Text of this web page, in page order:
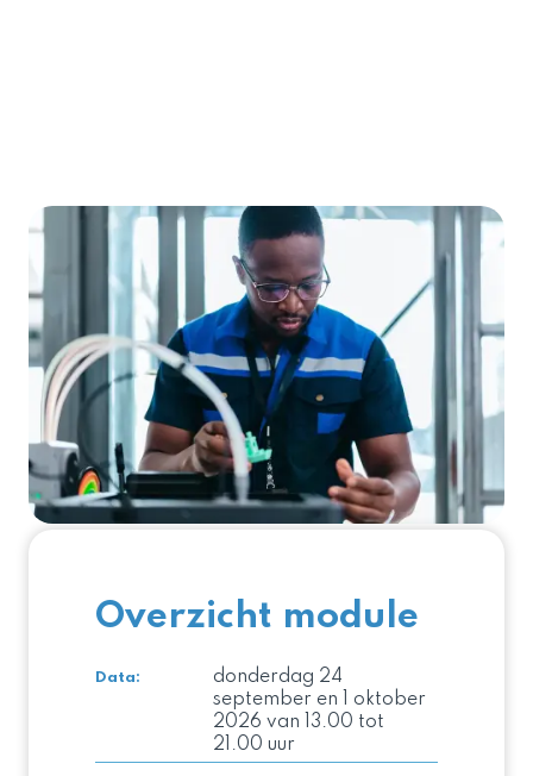
Overzicht module
Data:
donderdag 24
september en 1 oktober
2026 van 13.00 tot
21.00 uur